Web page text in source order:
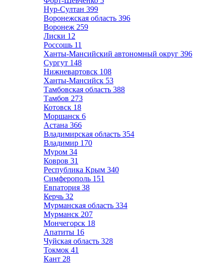
Нур-Султан 399
Воронежская область 396
Воронеж 259
Лиски 12
Россошь 11
Ханты-Мансийский автономный округ 396
Сургут 148
Нижневартовск 108
Ханты-Мансийск 53
Тамбовская область 388
Тамбов 273
Котовск 18
Моршанск 6
Астана 366
Владимирская область 354
Владимир 170
Муром 34
Ковров 31
Республика Крым 340
Симферополь 151
Евпатория 38
Керчь 32
Мурманская область 334
Мурманск 207
Мончегорск 18
Апатиты 16
Чуйская область 328
Токмок 41
Кант 28